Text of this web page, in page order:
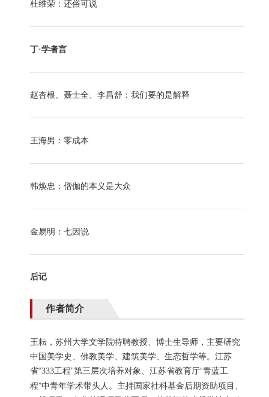
杜维荣：还俗可说
丁·学者言
赵杏根、聂士全、李昌舒：我们要的是解释
王海男：零成本
韩焕忠：僧伽的本义是大众
金易明：七因说
后记
作者简介
王耘，苏州大学文学院特聘教授、博士生导师，主要研究
中国美学史、佛教美学、建筑美学、生态哲学等。江苏
省“333工程”第三层次培养对象、江苏省教育厅“青蓝工
程”中青年学术带头人。主持国家社科基金后期资助项目、